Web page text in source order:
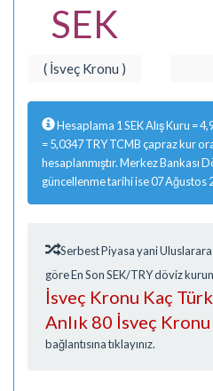
SEK
( İsveç Kronu )
Hesaplama 1 SEK Alış Kuru =
= 5,0347 TRY TCMB çapraz kur
hesaplanmıştır. Merkez Bankası
güncellenme tarihi ise 07 Ağustos
Serbest Piyasa yani
göre En Son SEK/TRY döviz
İsveç Kronu Kaç Türk
Anlık 80 İsveç
bağlantısına tıklayınız.